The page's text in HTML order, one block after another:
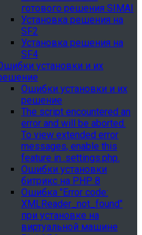
готового решения SIMAI
Установка решения на
SF2
Установка решения на
SF4
установки и их
Ошибки установки и их
решение
The script encountered an
error and will be aborted.
To view extended error
messages, enable this
feature in .settings.php.
Ошибки установки
битрикс на PHP 8
Ошибка "Error сode:
XMLReader_not_found"
при установке на
виртуальной машине